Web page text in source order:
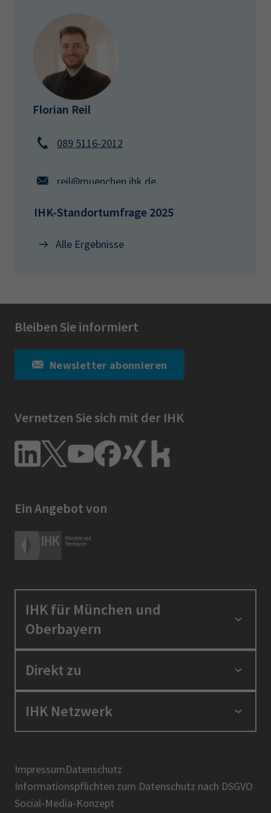
Florian Reil
089 5116-2012
reil@muenchen.ihk.de
IHK-Standortumfrage 2025
Alle Ergebnisse
Bleiben Sie informiert
Newsletter abonnieren
Vernetzen Sie sich mit der IHK
Ein Angebot von
IHK für München und
Oberbayern
Standortpolitik
Berufszugang
Über uns
Direkt zu
Positionen
Presse
IHK-Magazin
IHK Netzwerk
BIHK
DIHK
AHK
ImpressumDatenschutz
Informationspflichten zum Datenschutz nach DSGVO
Social-Media-Konzept